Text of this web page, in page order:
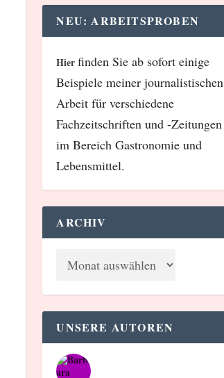
NEU: ARBEITSPROBEN
Hierfinden Sie ab sofort einige
Beispiele meiner journalistischen
Arbeit für verschiedene
Fachzeitschriften und -Zeitungen
im Bereich Gastronomie und
Lebensmittel.
ARCHIV
UNSERE AUTOREN